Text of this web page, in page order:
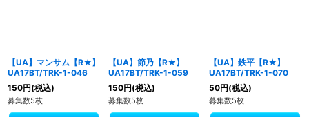
【UA】マンサム【R★】
UA17BT/TRK-1-046
150円(税込)
募集数5枚
【UA】節乃【R★】
UA17BT/TRK-1-059
150円(税込)
募集数5枚
【UA】鉄平【R★】
UA17BT/TRK-1-070
50円(税込)
募集数5枚